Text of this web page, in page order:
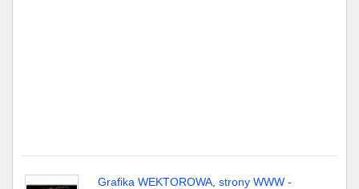
Grafika WEKTOROWA, strony WWW -